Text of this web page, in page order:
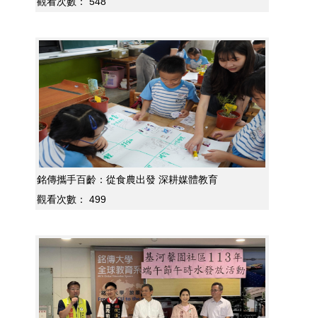
銘傳攜手百齡：從食農出發 深耕媒體教育
觀看次數：
499